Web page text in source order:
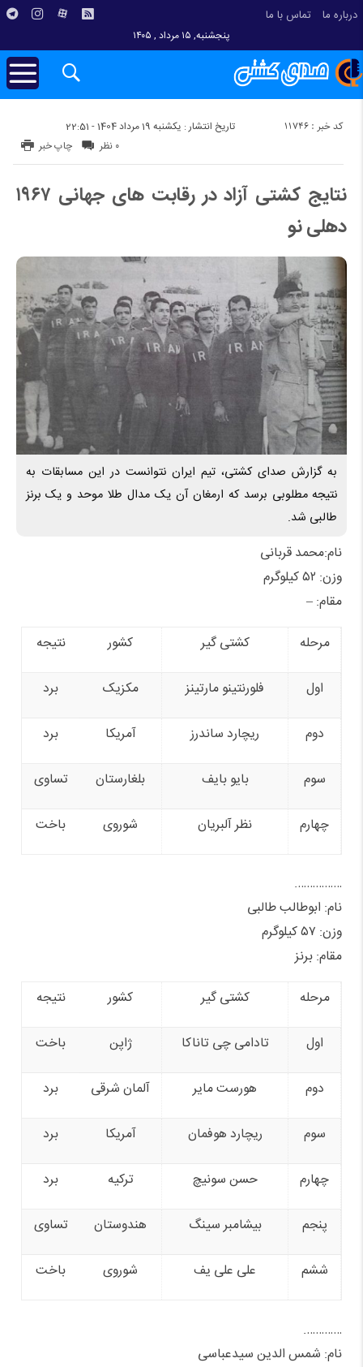
درباره ما تماس با ما
پنجشنبه, ۱۵ مرداد , ۱۴۰۵
تاریخ انتشار : یکشنبه 19 مرداد 1404 - 22:51 کد خبر : 11746
چاپ خبر ۰ نظر
نتایج کشتی آزاد در رقابت های جهانی ۱۹۶۷
دهلی نو
به گزارش صدای کشتی، تیم ایران نتوانست در این مسابقات به
نتیجه مطلوبی برسد که ارمغان آن یک مدال طلا موحد و یک برنز
طالبی شد.
نام:محمد قربانی
وزن: ۵۲ کیلوگرم
مقام: –
مرحله
کشتی گیر کشور نتیجه
اول فلورنتینو مارتینز مکزیک برد
دوم ریچارد ساندرز آمریکا برد
سوم بایو بایف بلغارستان تساوی
چهارم نظر آلبریان شوروی باخت
…………….
نام: ابوطالب طالبی
وزن: ۵۷ کیلوگرم
مقام: برنز
مرحله
کشتی گیر کشور نتیجه
اول تادامی چی تاناکا ژاپن باخت
دوم هورست مایر آلمان شرقی برد
سوم ریچارد هوفمان آمریکا برد
چهارم حسن سونیچ ترکیه برد
پنجم بیشامبر سینگ هندوستان تساوی
ششم علی علی یف شوروی باخت
………….
نام: شمس الدین سیدعباسی